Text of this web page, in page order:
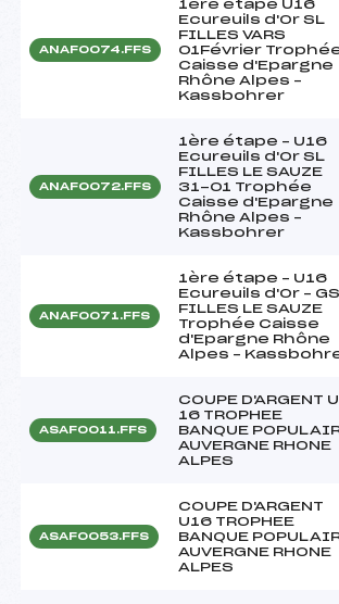
ANAF0074.FFS
1ère étape U16
Ecureuils d'Or SL
FILLES VARS
01Février
Caisse d'Epargne
Rhône Alpes –
Kassbohrer
ANAF0072.FFS
1ère étape – U16
Ecureuils d'Or SL
FILLES LE SAUZE
31-01 Trophée
Caisse d'Epargne
Rhône Alpes –
Kassbohrer
ANAF0071.FFS
1ère étape – U16
Ecureuils d'Or – GS
FILLES LE SAUZE
Trophée Caisse
d'Epargne Rhône
Alpes –
ASAF0011.FFS
COUPE D'ARGENT U
16 TROPHEE
BANQUE
AUVERGNE RHONE
ALPES
ASAF0053.FFS
COUPE D'ARGENT
U16 TROPHEE
BANQUE
AUVERGNE RHONE
ALPES